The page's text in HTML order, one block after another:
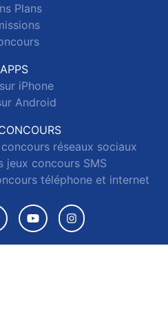
Plans
APPS
iPhone
Android
réseaux sociaux
jeux concours SMS
téléphone et internet